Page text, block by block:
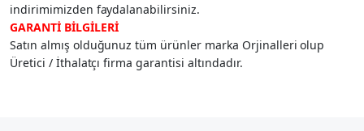
indirimimizden faydalanabilirsiniz.
GARANTİ BİLGİLERİ
Satın almış olduğunuz tüm ürünler marka Orjinalleri olup
Üretici / İthalatçı firma garantisi altındadır.